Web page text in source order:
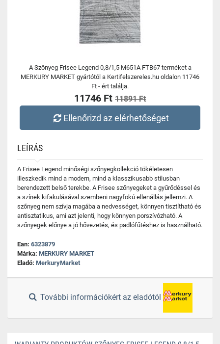
A Szőnyeg Frisee Legend 0,8/1,5 M651A FTB67 terméket a
MERKURY MARKET gyártótól a Kertifelszereles.hu oldalon 11746
Ft - ért találja.
11746 Ft 11891 Ft
Ellenőrizd az elérhetőséget
LEÍRÁS
A Frisee Legend minőségi szőnyegkollekció tökéletesen
illeszkedik mind a modern, mind a klasszikusabb stílusban
berendezett belső terekbe. A Frisee szőnyegeket a gyűrődéssel és
a színek kifakulásával szembeni nagyfokú ellenállás jellemzi. A
szőnyeg nem szívja magába a nedvességet, könnyen tisztítható és
antisztatikus, ami azt jelenti, hogy könnyen porszívózható. A
szőnyegek előnye a jó hővezetés, és padlófűtéshez is használható.
Ean: 6323879
Márka: MERKURY MARKET
Eladó: MerkuryMarket
További információkért az eladótól